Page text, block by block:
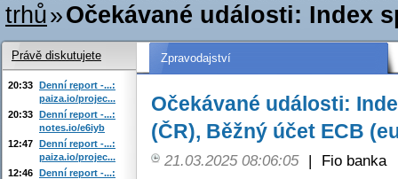
trhů»Očekávané události: Index
Zpravodajství
Očekávané události:
(ČR), Běžný účet ECB
21.03.2025 08:06:05 |
Fio banka
Právě diskutujete
20:33 Denní report -...:
paiza.io/projec...
20:33 Denní report -...:
notes.io/e6iyb
12:47 Denní report -...:
paiza.io/projec...
12:46 Denní report -...: